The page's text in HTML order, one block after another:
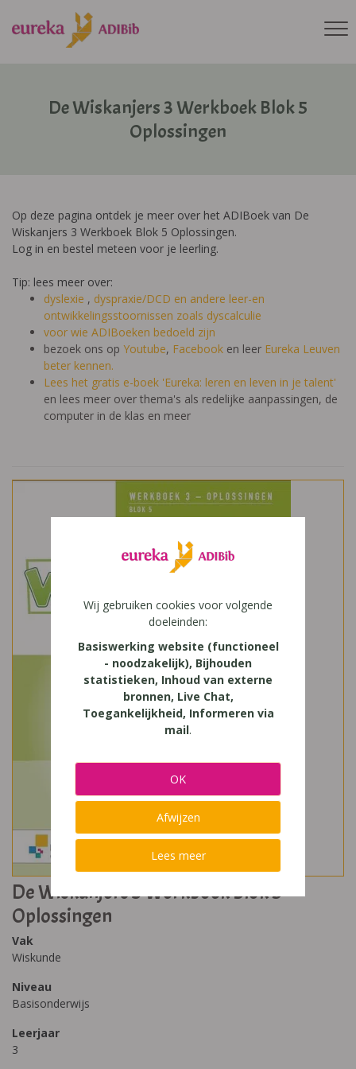
De Wiskanjers 3 Werkboek Blok 5
Oplossingen
Op deze pagina ontdek je meer over het ADIBoek van De
Wiskanjers 3 Werkboek Blok 5 Oplossingen.
Log in en bestel meteen voor je leerling.
Tip: lees meer over:
dyslexie , dyspraxie/DCD en andere leer-en
ontwikkelingsstoornissen zoals dyscalculie
voor wie ADIBoeken bedoeld zijn
bezoek ons op Youtube, Facebook en leer Eureka Leuven
beter kennen.
Lees het gratis e-boek 'Eureka: leren en leven in je talent'
en lees meer over thema's als redelijke aanpassingen, de
computer in de klas en meer
De Wiskanjers 3 Werkboek Blok 5
Oplossingen
Vak
Wiskunde
Niveau
Basisonderwijs
Leerjaar
3
Wij gebruiken cookies voor volgende
doeleinden:
Basiswerking website (functioneel
- noodzakelijk), Bijhouden
statistieken, Inhoud van externe
bronnen, Live Chat,
Toegankelijkheid, Informeren via
mail.
OK
Afwijzen
Lees meer